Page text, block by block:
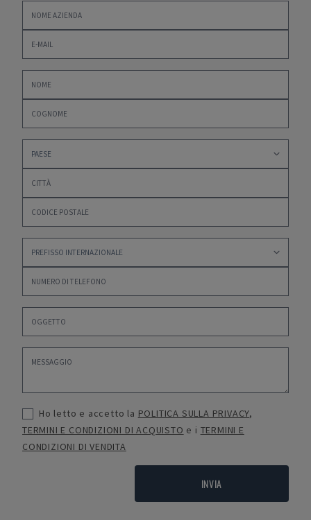
Ho letto e accetto la POLITICA SULLA PRIVACY,
TERMINI E CONDIZIONI DI ACQUISTO e i TERMINI E
CONDIZIONI DI VENDITA
INVIA